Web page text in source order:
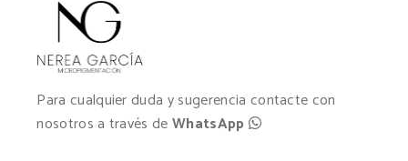
Para cualquier duda y sugerencia contacte con
nosotros a través deWhatsApp